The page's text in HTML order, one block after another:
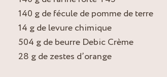
140 g de fécule de pomme de terre
14 g de levure chimique
504 g de beurre Debic Crème
28 g de zestes d’orange